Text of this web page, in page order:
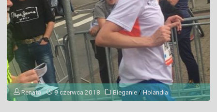
kraju"
Renata 9 czerwca 2018 Bieganie / Holandia